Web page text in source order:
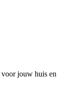
voor jouw huis en